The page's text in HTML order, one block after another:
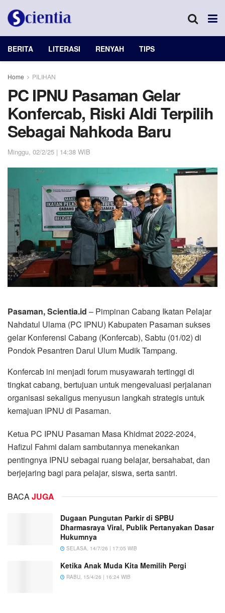
BERITA LITERASI RENYAH TIPS
Home PILIHAN
PC IPNU Pasaman Gelar
Konfercab, Riski Aldi Terpilih
Sebagai Nahkoda Baru
Minggu, 02/2/25 | 14:38 WIB
Pasaman, Scientia.id – Pimpinan Cabang Ikatan Pelajar
Nahdatul Ulama (PC IPNU) Kabupaten Pasaman sukses
gelar Konferensi Cabang (Konfercab), Sabtu (01/02) di
Pondok Pesantren Darul Ulum Mudik Tampang.
Konfercab ini menjadi forum musyawarah tertinggi di
tingkat cabang, bertujuan untuk mengevaluasi perjalanan
organisasi sekaligus menyusun langkah strategis untuk
kemajuan IPNU di Pasaman.
Ketua PC IPNU Pasaman Masa Khidmat 2022-2024,
Hafizul Fahmi dalam sambutannya menekankan
pentingnya IPNU sebagai ruang belajar, bersahabat, dan
berjejaring bagi para pelajar, siswa, serta santri.
BACAJUGA
Dugaan Pungutan Parkir di SPBU
Dharmasraya Viral, Publik Pertanyakan Dasar
Hukumnya
SELASA, 14/7/26 | 17:05 WIB
Ketika Anak Muda Kita Memilih Pergi
RABU, 15/4/26 | 16:24 WIB